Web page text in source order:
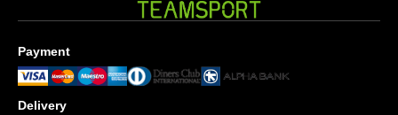
Payment
Delivery